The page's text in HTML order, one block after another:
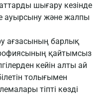
шығару кезінде
ауырсыну және жалпы
ағзасының барлық
қайтымсыз
кейін алты ай
толығымен
тіпті көзді